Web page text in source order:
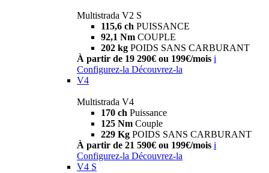
Multistrada V2 S
115,6 ch PUISSANCE
92,1 Nm COUPLE
202 kg POIDS SANS CARBURANT
À partir de 19 290€ ou 199€/mois i
Configurez-la Découvrez-la
V4
Multistrada V4
170 ch Puissance
125 Nm Couple
229 Kg POIDS SANS CARBURANT
À partir de 21 590€ ou 199€/mois i
Configurez-la Découvrez-la
V4 S